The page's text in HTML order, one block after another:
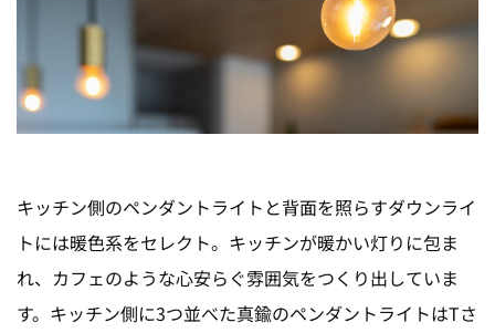
キッチン側のペンダントライトと背面を照らすダウンライ
トには暖色系をセレクト。キッチンが暖かい灯りに包ま
れ、カフェのような心安らぐ雰囲気をつくり出していま
す。キッチン側に3つ並べた真鍮のペンダントライトはTさ